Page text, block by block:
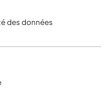
des données